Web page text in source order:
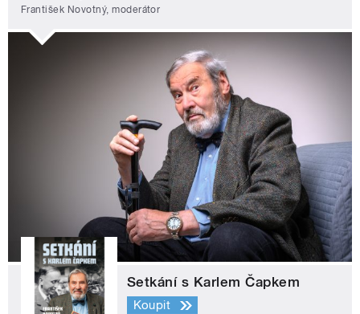
František Novotný, moderátor
Setkání s Karlem Čapkem
Koupit